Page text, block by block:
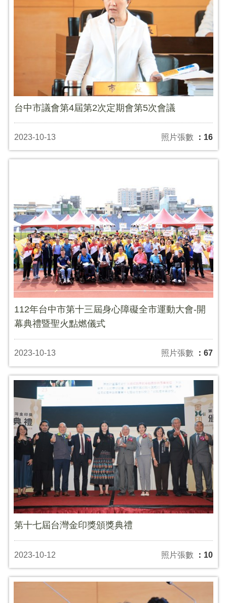
台中市議會第4屆第2次定期會第5次會議
2023-10-13 照片張數 ：16
112年台中市第十三屆身心障礙全市運動大會-開
幕典禮暨聖火點燃儀式
2023-10-13 照片張數 ：67
第十七屆台灣金印獎頒獎典禮
2023-10-12 照片張數 ：10